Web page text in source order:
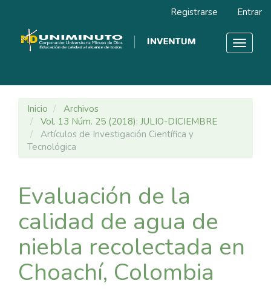
Contenido
principal
Registrarse Entrar
Toggle
Inicio
Archivos
Vol. 13 Núm. 25 (2018): JULIO-DICIEMBRE
Artículos de Investigación Científica y
Tecnológica
Evaluación de la
calidad de agua de
niebla recolectada en
Choachí, Colombia